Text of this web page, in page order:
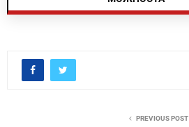
PREVIOUS POST